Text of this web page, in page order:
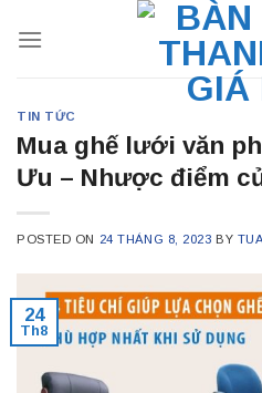
TIN TỨC
Mua ghế lưới văn
Ưu – Nhược điểm
POSTED ON 24 THÁNG 8, 2023 BY
24
Th8